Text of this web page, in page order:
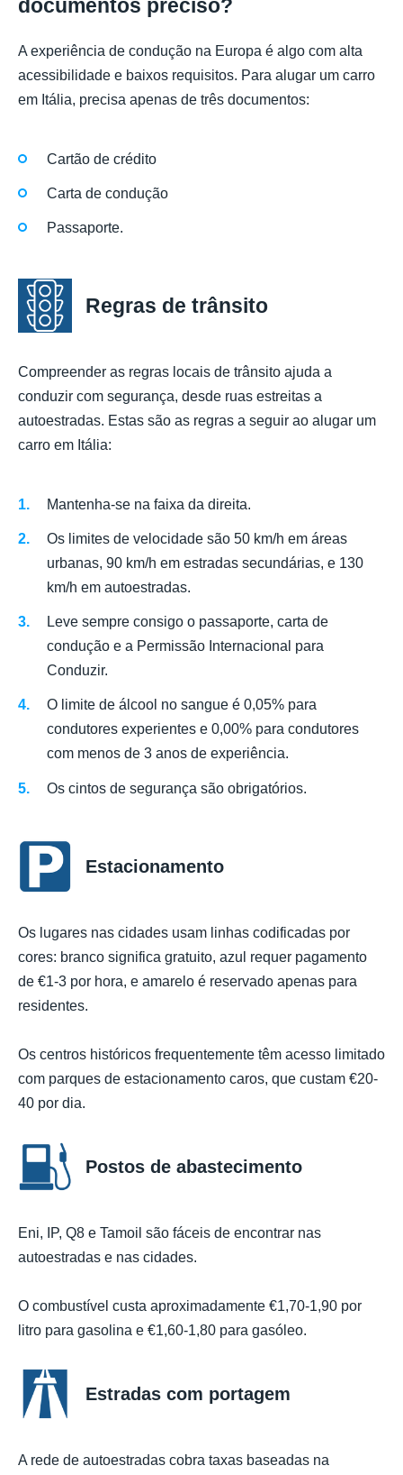
documentos preciso?
A experiência de condução na Europa é algo com alta
acessibilidade e baixos requisitos. Para alugar um carro
em Itália, precisa apenas de três documentos:
Cartão de crédito
Carta de condução
Passaporte.
Regras de trânsito
Compreender as regras locais de trânsito ajuda a
conduzir com segurança, desde ruas estreitas a
autoestradas. Estas são as regras a seguir ao alugar um
carro em Itália:
Mantenha-se na faixa da direita.
Os limites de velocidade são 50 km/h em áreas
urbanas, 90 km/h em estradas secundárias, e 130
km/h em autoestradas.
Leve sempre consigo o passaporte, carta de
condução e a Permissão Internacional para
Conduzir.
O limite de álcool no sangue é 0,05% para
condutores experientes e 0,00% para condutores
com menos de 3 anos de experiência.
Os cintos de segurança são obrigatórios.
Estacionamento
Os lugares nas cidades usam linhas codificadas por
cores: branco significa gratuito, azul requer pagamento
de €1-3 por hora, e amarelo é reservado apenas para
residentes.
Os centros históricos frequentemente têm acesso limitado
com parques de estacionamento caros, que custam €20-
40 por dia.
Postos de abastecimento
Eni, IP, Q8 e Tamoil são fáceis de encontrar nas
autoestradas e nas cidades.
O combustível custa aproximadamente €1,70-1,90 por
litro para gasolina e €1,60-1,80 para gasóleo.
Estradas com portagem
A rede de autoestradas cobra taxas baseadas na